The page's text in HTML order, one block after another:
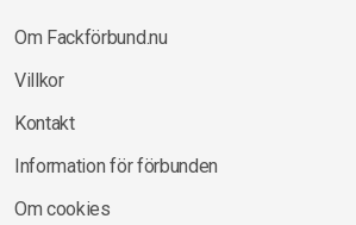
Om Fackförbund.nu
Villkor
Kontakt
Information för förbunden
Om cookies